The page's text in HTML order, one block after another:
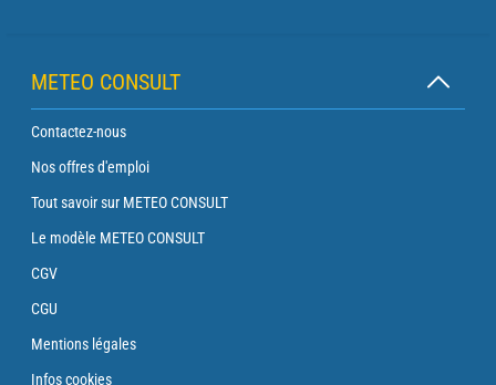
METEO CONSULT
Contactez-nous
Nos offres d'emploi
Tout savoir sur METEO CONSULT
Le modèle METEO CONSULT
CGV
CGU
Mentions légales
Infos cookies